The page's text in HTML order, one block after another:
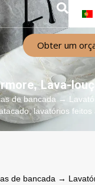
Obter um
, Lava-
de bancada →
lavatórios feitos
de bancada →